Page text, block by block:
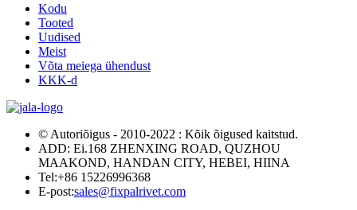
Kodu
Tooted
Uudised
Meist
Võta meiega ühendust
KKK-d
© Autoriõigus - 2010-2022 : Kõik õigused kaitstud.
ADD: Ei.168 ZHENXING ROAD, QUZHOU
MAAKOND, HANDAN CITY, HEBEI, HIINA
Tel:+86 15226996368
E-post:sales@fixpalrivet.com